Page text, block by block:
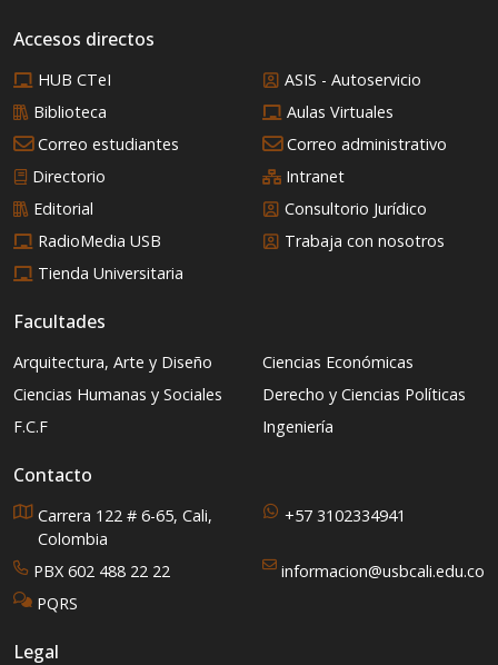
Accesos directos
HUB CTeI
ASIS - Autoservicio
Biblioteca
Aulas Virtuales
Correo estudiantes
Correo administrativo
Directorio
Intranet
Editorial
Consultorio Jurídico
RadioMedia USB
Trabaja con nosotros
Tienda Universitaria
Facultades
Arquitectura, Arte y Diseño
Ciencias Económicas
Ciencias Humanas y Sociales
Derecho y Ciencias Políticas
F.C.F
Ingeniería
Contacto
Carrera 122 # 6-65, Cali,
Colombia
+57 3102334941
PBX 602 488 22 22
informacion@usbcali.edu.co
PQRS
Legal